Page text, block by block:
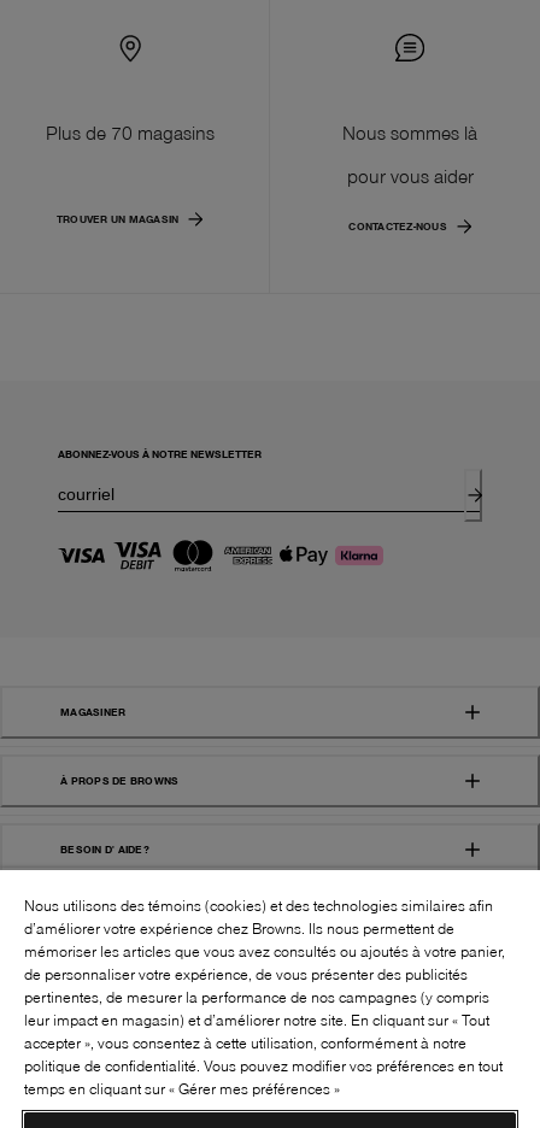
Plus de 70 magasins
TROUVER UN MAGASIN
Nous sommes là
pour vous aider
CONTACTEZ-NOUS
ABONNEZ-VOUS À NOTRE NEWSLETTER
MAGASINER
À PROPS DE BROWNS
BESOIN D' AIDE?
BROWNS SHOES INC. TOUS DROITS
RÉSERVÉS
SUIVEZ-NOUS!:
Nous utilisons des témoins (cookies) et des technologies similaires afin
d’améliorer votre expérience chez Browns. Ils nous permettent de
mémoriser les articles que vous avez consultés ou ajoutés à votre panier,
de personnaliser votre expérience, de vous présenter des publicités
pertinentes, de mesurer la performance de nos campagnes (y compris
leur impact en magasin) et d’améliorer notre site. En cliquant sur « Tout
accepter », vous consentez à cette utilisation, conformément à notre
politique de confidentialité. Vous pouvez modifier vos préférences en tout
temps en cliquant sur « Gérer mes préférences »